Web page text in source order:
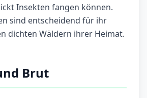
Insekten fangen können.
sind entscheidend für ihr
dichten Wäldern ihrer Heimat.
Brut